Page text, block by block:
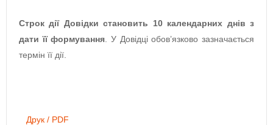
Строк дії Довідки становить 10 календарних днів з
дати її формування . У Довідці обов’язково зазначається
термін її дії.
Друк / PDF